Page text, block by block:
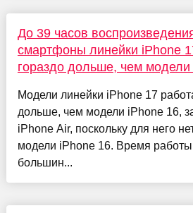
До 39 часов
смартфоны линейки iPhone
гораздо дольше, чем
Модели линейки iPhone 17
дольше, чем модели iPhone 16,
iPhone Air, поскольку для него
модели iPhone 16. Время работы
большин...